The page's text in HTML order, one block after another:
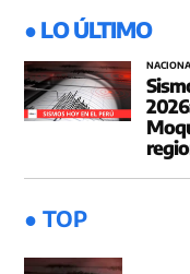
● LO ÚLTIMO
● TOP